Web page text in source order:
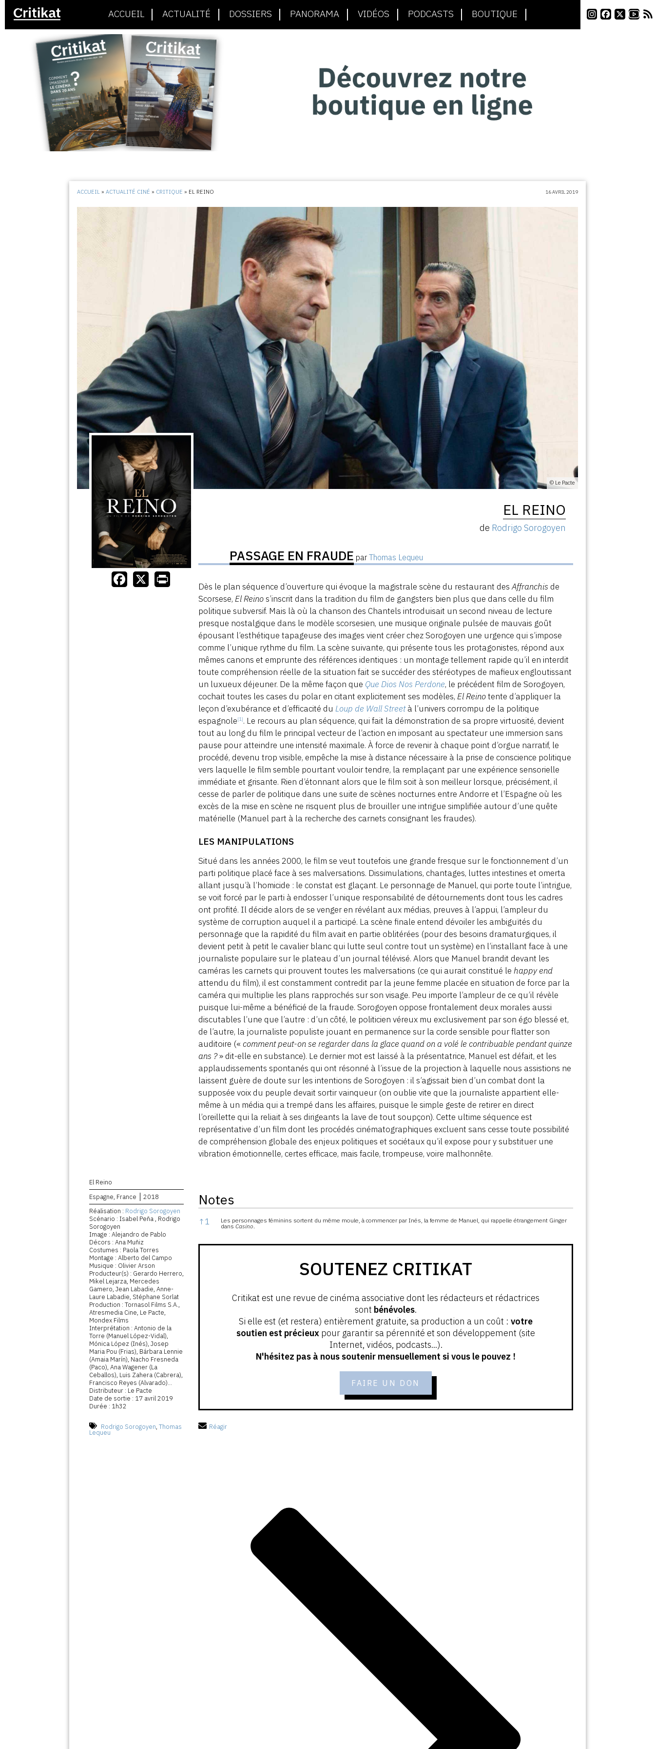
ACCUEIL ACTUALITÉ DOSSIERS PANORAMA VIDÉOS PODCASTS BOUTIQUE
ACCUEIL »ACTUALITÉ CINÉ » CRITIQUE » EL REINO 16 AVRIL 2019
© Le Pacte
El Reino
Espagne, France
2018
Réalisation : Rodrigo Sorogoyen
Scénario : Isabel Peña , Rodrigo
Sorogoyen
Image : Alejandro de Pablo
Décors : Ana Muñiz
Costumes : Paola Torres
Montage : Alberto del Campo
Musique : Olivier Arson
Producteur(s) : Gerardo Herrero,
Mikel Lejarza, Mercedes
Gamero, Jean Labadie, Anne-
Laure Labadie, Stéphane Sorlat
Production : Tornasol Films S.A.,
Atresmedia Cine, Le Pacte,
Mondex Films
Interprétation : Antonio de la
Torre (Manuel López-Vidal),
Mónica López (Inés), Josep
Maria Pou (Frias), Bárbara Lennie
(Amaia Marín), Nacho Fresneda
(Paco), Ana Wagener (La
Ceballos), Luis Zahera (Cabrera),
Francisco Reyes (Alvarado)...
Distributeur : Le Pacte
Date de sortie : 17 avril 2019
Durée : 1h32
Rodrigo Sorogoyen,Thomas
Lequeu
EL REINO
de Rodrigo Sorogoyen
PASSAGE EN FRAUDE parThomas Lequeu
Dès le plan séquence d’ouverture qui évoque la magistrale scène du restaurant desAffranchis de
Scorsese,El Reinos’inscrit dans la tradition du film de gangsters bien plus que dans celle du film
politique subversif. Mais là où la chanson des Chantels introduisait un second niveau de lecture
presque nostalgique dans le modèle scorsesien, une musique originale pulsée de mauvais goût
épousant l’esthétique tapageuse des images vient créer chez Sorogoyen une urgence qui s’impose
comme l’unique rythme du film. La scène suivante, qui présente tous les protagonistes, répond aux
mêmes canons et emprunte des références identiques : un montage tellement rapide qu’il en interdit
toute compréhension réelle de la situation fait se succéder des stéréotypes de mafieux engloutissant
un luxueux déjeuner. De la même façon que Que Dios Nos Perdone, le précédent film de Sorogoyen,
cochait toutes les cases du polar en citant explicitement ses modèles,El Reinotente d’appliquer la
leçon d’exubérance et d’efficacité du Loup de Wall Streetà l’univers corrompu de la politique
espagnole[1]. Le recours au plan séquence, qui fait la démonstration de sa propre virtuosité, devient
tout au long du film le principal vecteur de l’action en imposant au spectateur une immersion sans
pause pour atteindre une intensité maximale. À force de revenir à chaque point d’orgue narratif, le
procédé, devenu trop visible, empêche la mise à distance nécessaire à la prise de conscience politique
vers laquelle le film semble pourtant vouloir tendre, la remplaçant par une expérience sensorielle
immédiate et grisante. Rien d’étonnant alors que le film soit à son meilleur lorsque, précisément, il
cesse de parler de politique dans une suite de scènes nocturnes entre Andorre et l’Espagne où les
excès de la mise en scène ne risquent plus de brouiller une intrigue simplifiée autour d’une quête
matérielle (Manuel part à la recherche des carnets consignant les fraudes).
LES MANIPULATIONS
Situé dans les années 2000, le film se veut toutefois une grande fresque sur le fonctionnement d’un
parti politique placé face à ses malversations. Dissimulations, chantages, luttes intestines et omerta
allant jusqu’à l’homicide : le constat est glaçant. Le personnage de Manuel, qui porte toute l’intrigue,
se voit forcé par le parti à endosser l’unique responsabilité de détournements dont tous les cadres
ont profité. Il décide alors de se venger en révélant aux médias, preuves à l’appui, l’ampleur du
système de corruption auquel il a participé. La scène finale entend dévoiler les ambiguïtés du
personnage que la rapidité du film avait en partie oblitérées (pour des besoins dramaturgiques, il
devient petit à petit le cavalier blanc qui lutte seul contre tout un système) en l’installant face à une
journaliste populaire sur le plateau d’un journal télévisé. Alors que Manuel brandit devant les
caméras les carnets qui prouvent toutes les malversations (ce qui aurait constitué lehappy end
attendu du film), il est constamment contredit par la jeune femme placée en situation de force par la
caméra qui multiplie les plans rapprochés sur son visage. Peu importe l’ampleur de ce qu’il révèle
puisque lui-même a bénéficié de la fraude. Sorogoyen oppose frontalement deux morales aussi
discutables l’une que l’autre : d’un côté, le politicien véreux mu exclusivement par son égo blessé et,
de l’autre, la journaliste populiste jouant en permanence sur la corde sensible pour flatter son
auditoire (« comment peut-on se regarder dans la glace quand on a volé le contribuable pendant quinze
ans ?» dit-elle en substance). Le dernier mot est laissé à la présentatrice, Manuel est défait, et les
applaudissements spontanés qui ont résonné à l’issue de la projection à laquelle nous assistions ne
laissent guère de doute sur les intentions de Sorogoyen : il s’agissait bien d’un combat dont la
supposée voix du peuple devait sortir vainqueur (on oublie vite que la journaliste appartient elle-
même à un média qui a trempé dans les affaires, puisque le simple geste de retirer en direct
l’oreillette qui la reliait à ses dirigeants la lave de tout soupçon). Cette ultime séquence est
représentative d’un film dont les procédés cinématographiques excluent sans cesse toute possibilité
de compréhension globale des enjeux politiques et sociétaux qu’il expose pour y substituer une
vibration émotionnelle, certes efficace, mais facile, trompeuse, voire malhonnête.
Notes
Notes
↑ 1
Les personnages féminins sortent du même moule, à commencer par Inés, la femme de Manuel, qui rappelle étrangement Ginger
dansCasino.
SOUTENEZ CRITIKAT
Critikat est une revue de cinéma associative dont les rédacteurs et rédactrices
sont bénévoles.
Si elle est (et restera) entièrement gratuite, sa production a un coût : votre
soutien est précieux pour garantir sa pérennité et son développement (site
Internet, vidéos, podcasts...).
N'hésitez pas à nous soutenir mensuellement si vous le pouvez !
FAIRE UN DON
Réagir